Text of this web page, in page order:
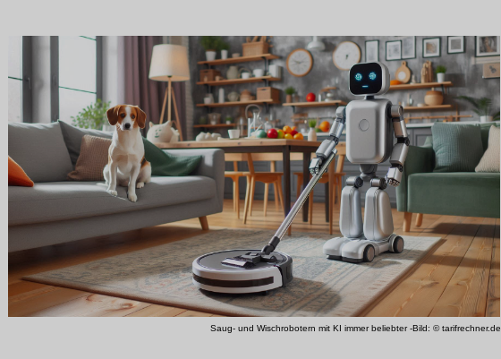
Saug- und Wischrobotern mit KI immer beliebter -Bild: © tarifrechner.de